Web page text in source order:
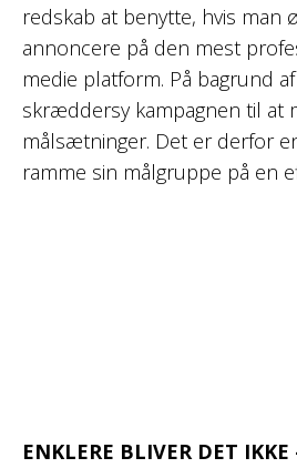
redskab at benytte, hvis man
annoncere på den mest
medie platform. På bagrund
skræddersy kampagnen til at
målsætninger. Det er derfor
ramme sin målgruppe på en
ENKLERE BLIVER DET IKKE